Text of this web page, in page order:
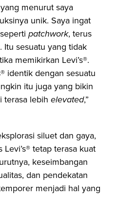
menurut saya
unik. Saya ingat
patchwork, terus
sesuatu yang tidak
memikirkan Levi’s®.
identik dengan sesuatu
itu juga yang bikin
terasa lebih elevated,”
siluet dan gaya,
tetap terasa kuat
keseimbangan
dan pendekatan
menjadi hal yang